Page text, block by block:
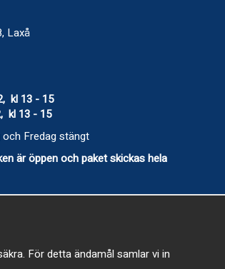
Laxå
kl 13 - 15
kl 13 - 15
och Fredag stängt
är öppen och paket skickas hela
För detta ändamål samlar vi in